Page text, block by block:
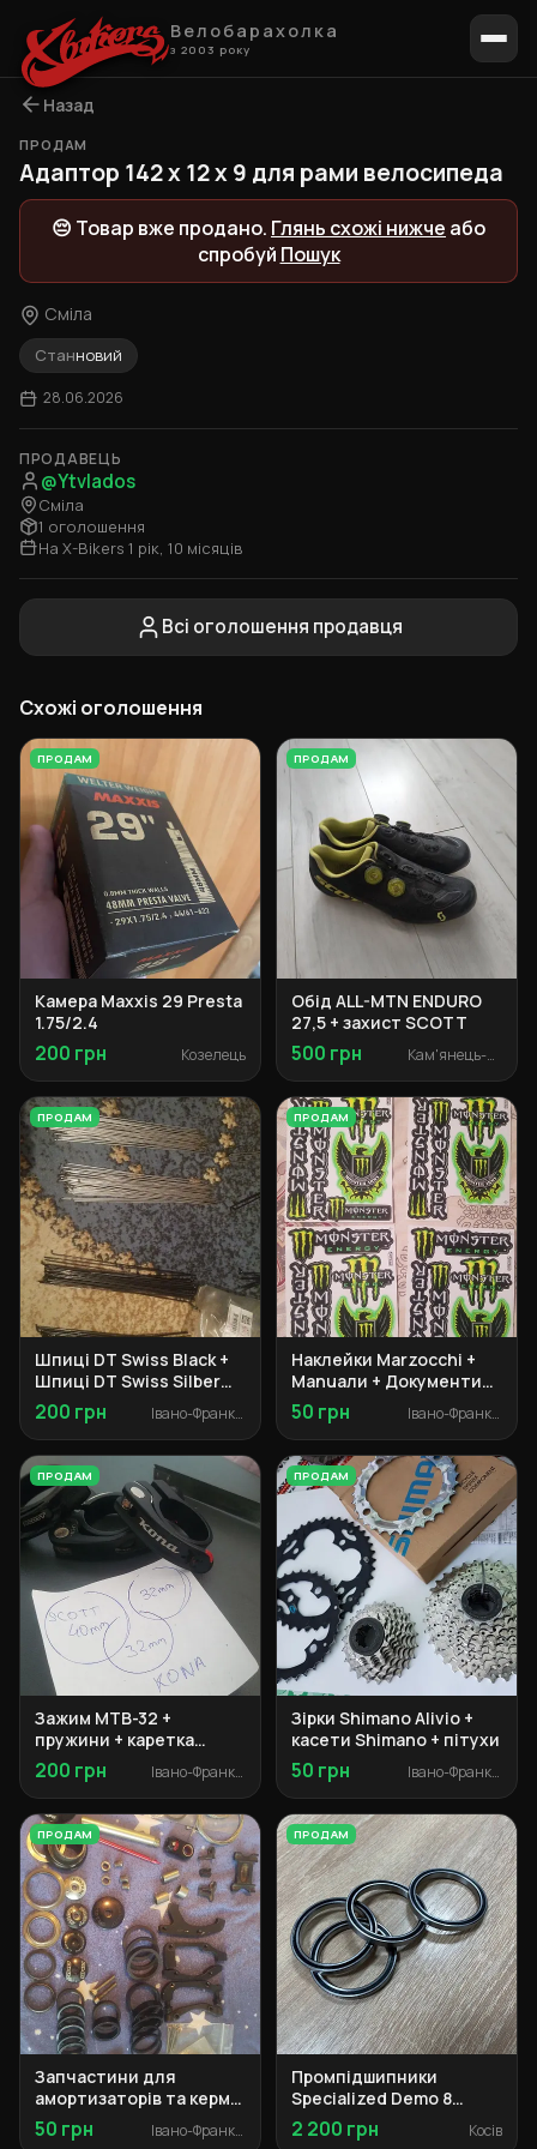
Велобарахолка
з 2003 року
Назад
ПРОДАМ
Адаптор 142 x 12 x 9 для рами велосипеда
😔 Товар вже продано. Глянь схожі нижче або
спробуй Пошук
Сміла
Станновий
28.06.2026
ПРОДАВЕЦЬ
@Ytvlados
Сміла
1 оголошення
На X-Bikers 1 рік, 10 місяців
Всі оголошення продавця
Схожі оголошення
ПРОДАМ
Камера Maxxis 29 Presta
1.75/2.4
200 грн Козелець
ПРОДАМ
Обід ALL-MTN ENDURO
27,5 + захист SCOTT
500 грн Кам'янець-Подільський
ПРОДАМ
Шпиці DT Swiss Black +
Шпиці DT Swiss Silber
Champion 2.0 + ніпельки
200 грн Івано-Франківськ
ПРОДАМ
Наклейки Marzocchi +
Manuали + Документи
Specialized + Адаптер
Marzocchi + Сальники
Manitou
50 грн Івано-Франківськ
ПРОДАМ
Зажим MTB-32 +
пружини + каретка
картридж
200 грн Івано-Франківськ
ПРОДАМ
Зірки Shimano Alivio +
касети Shimano + пітухи
50 грн Івано-Франківськ
ПРОДАМ
Запчастини для
амортизаторів та кермо
(башингі, рульова,
кільця)
50 грн Івано-Франківськ
ПРОДАМ
Промпідшипники
Specialized Demo 8
50×62×6 (2 шт.)
2 200 грн Косів